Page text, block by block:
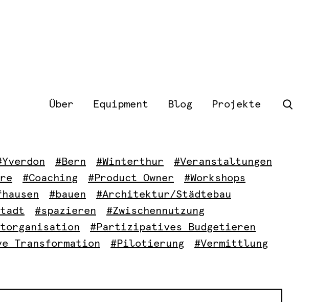
Über Equipment Blog Projekte
#Bern #Winterthur
#Veranstaltungen
#Coaching #Product Owner
#Workshops
#bauen
#Architektur/Städtebau
#spazieren
#Zwischennutzung
#Partizipatives Budgetieren
Transformation #Pilotierung
#Vermittlung